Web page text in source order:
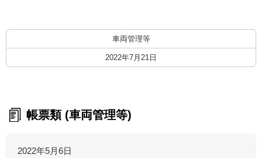
車両管理等
2022年7月21日
帳票類 (車両管理等)
2022年5月6日